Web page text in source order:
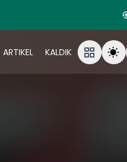
ARTIKEL KALDIK